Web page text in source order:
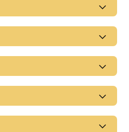
애플리케이션, 프로세스, 기능,
, 유지 보수 업데이트를 알릴 수
웹 앱의 신규 기능과 업데이트에
단계 조건을 사용하여 사용자
의 동작, 활동, 애플리케이션 사용
울 수 있습니다. AI로 콘텐츠를
바르게 작성할 수 있도록 검증 조건
소 차단기를 사용하면 특정 조건이
이지 요소와 상호작용을 하지 못하게
결할 수 있도록 앱에 셀프서비스
다. 헬프 데스크 운영자가
안내하고 가이드 링크(고유 링크)를